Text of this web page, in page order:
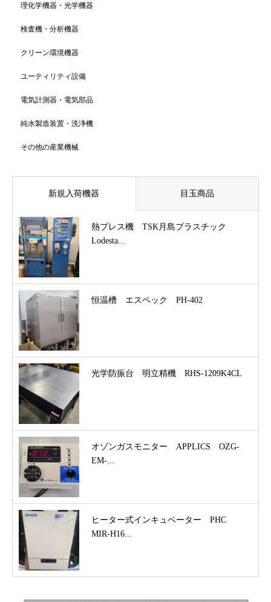
理化学機器・光学機器
検査機・分析機器
クリーン環境機器
ユーティリティ設備
電気計測器・電気部品
純水製造装置・洗浄機
その他の産業機械
新規入荷機器 目玉商品
熱プレス機 TSK月島プラスチック
Lodesta...
恒温槽 エスペック PH-402
光学防振台 明立精機 RHS-1209K4CL
オゾンガスモニター APPLICS OZG-
EM-...
ヒーター式インキュベーター PHC
MIR-H16...